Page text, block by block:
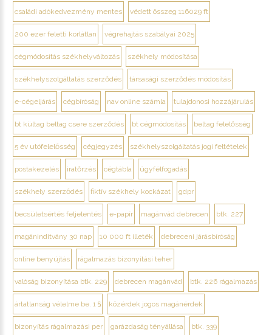
családi adókedvezmény mentes védett összeg 116029 ft
200 ezer feletti korlátlan végrehajtás szabályai 2025
cégmódosítás székhelyváltozás székhely módosítása
székhelyszolgáltatás szerződés társasági szerződés módosítás
e-cégeljárás cégbíróság nav online számla tulajdonosi hozzájárulás
bt kültag beltag csere szerződés bt cégmódosítás beltag felelősség
5 év utófelelősség cégjegyzés székhelyszolgáltatás jogi feltételek
postakezelés iratőrzés cégtábla ügyfélfogadás
székhely szerződés fiktív székhely kockázat gdpr
becsületsértés feljelentés e-papír magánvád debrecen btk. 227
magánindítvány 30 nap 10 000 ft illeték debreceni járásbíróság
online benyújtás rágalmazás bizonyítási teher
valóság bizonyítása btk. 229 debrecen magánvád btk. 226 rágalmazás
ártatlanság vélelme be. 1 § közérdek jogos magánérdek
bizonyítás rágalmazási per garázdaság tényállása btk. 339